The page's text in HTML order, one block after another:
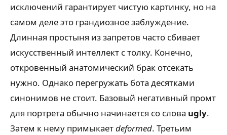
исключений гарантирует чистую картинку, но на
самом деле это грандиозное заблуждение.
Длинная простыня из запретов часто сбивает
искусственный интеллект с толку. Конечно,
откровенный анатомический брак отсекать
нужно. Однако перегружать бота десятками
синонимов не стоит. Базовый негативный промт
для портрета обычно начинается со слова ugly.
Затем к нему примыкаетdeformed. Третьим